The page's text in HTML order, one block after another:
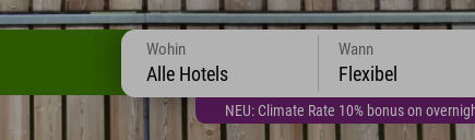
NEU: Climate Rate 10% bonus on
Wohin
Alle Hotels
Wann
Flexibel